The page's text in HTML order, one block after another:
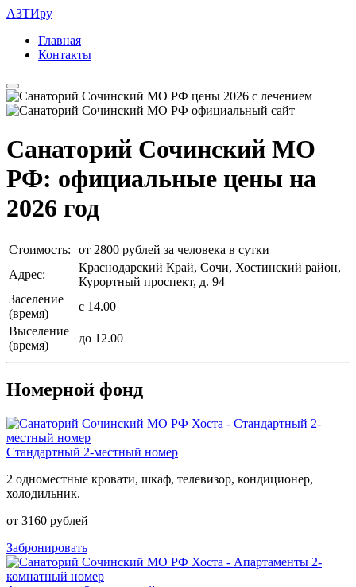
АЗТИру
Главная
Контакты
Санаторий Сочинский МО
РФ: официальные цены на
2026 год
Стоимость:
от 2800 рублей за человека в сутки
Адрес:
Краснодарский Край, Сочи, Хостинский район,
Курортный проспект, д. 94
Заселение
(время)
с 14.00
Выселение
(время)
до 12.00
Номерной фонд
Стандартный 2-местный номер
2 одноместные кровати, шкаф, телевизор, кондиционер,
холодильник.
от 3160 рублей
Забронировать